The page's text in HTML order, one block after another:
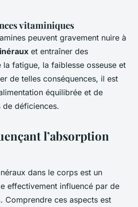
vitaminiques
peuvent gravement nuire à
et entraîner des
la fatigue, la faiblesse osseuse et
de telles conséquences, il est
équilibrée et de
de déficiences.
l’absorption
dans le corps est un
effectivement influencé par de
. Comprendre ces aspects est